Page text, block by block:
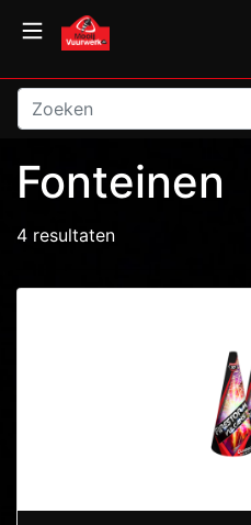
Fonteinen
4 resultaten